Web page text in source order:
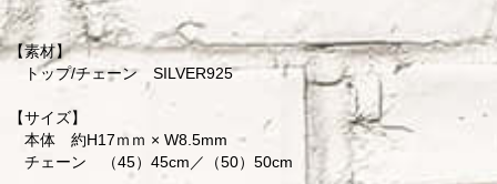
【素材】
トップ/チェーン SILVER925
【サイズ】
本体 約H17ｍｍ × W8.5mm
チェーン （45）45cm／（50）50cm